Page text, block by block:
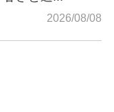
2026/08/08